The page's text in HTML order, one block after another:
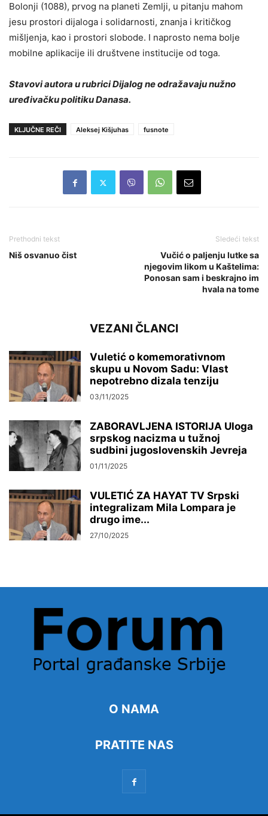
Bolonji (1088), prvog na planeti Zemlji, u pitanju mahom
jesu prostori dijaloga i solidarnosti, znanja i kritičkog
mišljenja, kao i prostori slobode. I naprosto nema bolje
mobilne aplikacije ili društvene institucije od toga.
Stavovi autora u rubrici Dijalog ne odražavaju nužno
uređivačku politiku Danasa.
KLJUČNE REČI Aleksej Kišjuhas fusnote
Prethodni tekst
Niš osvanuo čist
Sledeći tekst
Vučić o paljenju lutke sa
njegovim likom u Kaštelima:
Ponosan sam i beskrajno im
hvala na tome
VEZANI ČLANCI
Vuletić o komemorativnom
skupu u Novom Sadu: Vlast
nepotrebno dizala tenziju
03/11/2025
ZABORAVLJENA ISTORIJA Uloga
srpskog nacizma u tužnoj
sudbini jugoslovenskih Jevreja
01/11/2025
VULETIĆ ZA HAYAT TV Srpski
integralizam Mila Lompara je
drugo ime...
27/10/2025
O NAMA
PRATITE NAS